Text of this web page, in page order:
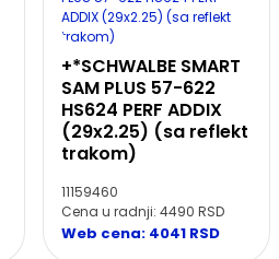
+*SCHWALBE SMART
SAM PLUS 57-622
HS624 PERF ADDIX
(29x2.25) (sa reflekt
trakom)
11159460
Cena u radnji: 4490 RSD
Web cena: 4041 RSD